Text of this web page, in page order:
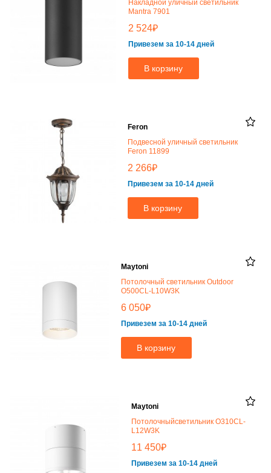
Накладной уличный светильник
Mantra 7901
2 524₽
Привезем за 10-14 дней
В корзину
Feron
Подвесной уличный светильник
Feron 11899
2 266₽
Привезем за 10-14 дней
В корзину
Maytoni
Потолочный светильник Outdoor
O500CL-L10W3K
6 050₽
Привезем за 10-14 дней
В корзину
Maytoni
Потолочныйсветильник O310CL-
L12W3K
11 450₽
Привезем за 10-14 дней